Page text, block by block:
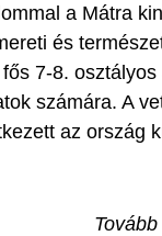
a Mátra
és
7-8. osztályos
számára. A
az ország